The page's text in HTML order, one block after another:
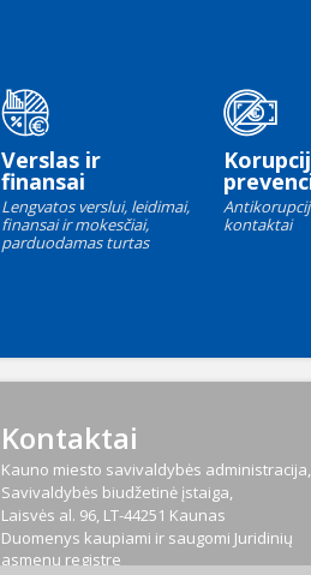
Verslas ir
finansai
Lengvatos verslui, leidimai,
finansai ir mokesčiai,
parduodamas turtas
kontaktai
Kontaktai
Kauno miesto savivaldybės administracija,
Savivaldybės biudžetinė įstaiga,
Laisvės al. 96, LT-44251 Kaunas
Duomenys kaupiami ir saugomi Juridinių
asmenų registre